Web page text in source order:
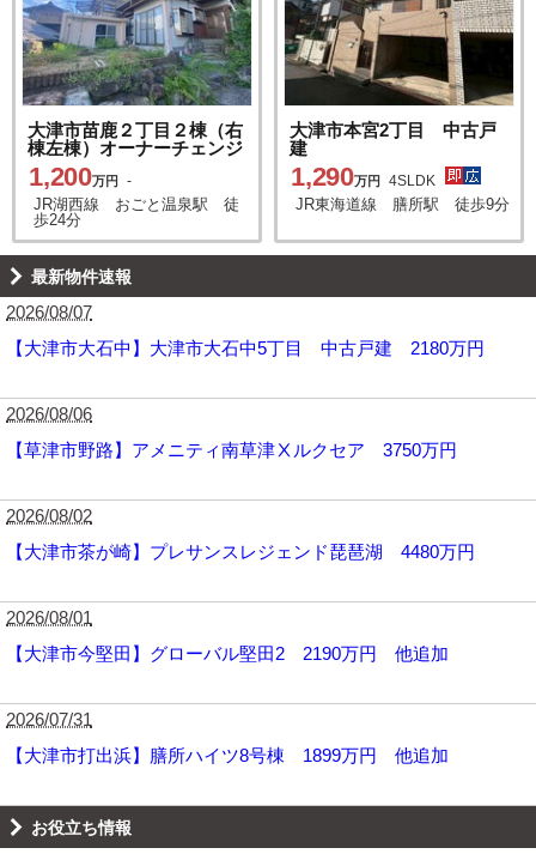
大津市苗鹿２丁目２棟（右
棟左棟）オーナーチェンジ
1,200万円 -
JR湖西線 おごと温泉駅 徒
歩24分
大津市本宮2丁目 中古戸
建
1,290万円 4SLDK
JR東海道線 膳所駅 徒歩9分
最新物件速報
2026/08/07
【大津市大石中】大津市大石中5丁目 中古戸建 2180万円
2026/08/06
【草津市野路】アメニティ南草津Ⅹルクセア 3750万円
2026/08/02
【大津市茶が崎】プレサンスレジェンド琵琶湖 4480万円
2026/08/01
【大津市今堅田】グローバル堅田2 2190万円 他追加
2026/07/31
【大津市打出浜】膳所ハイツ8号棟 1899万円 他追加
お役立ち情報